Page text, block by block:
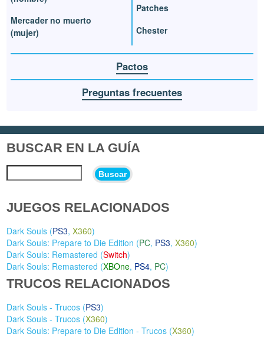
Mercader no muerto
(mujer)
Patches
Chester
Pactos
Preguntas frecuentes
BUSCAR EN LA GUÍA
Buscar
JUEGOS RELACIONADOS
Dark Souls (PS3,X360)
Dark Souls: Prepare to Die Edition (PC, PS3,X360)
Dark Souls: Remastered (Switch)
Dark Souls: Remastered (XBOne, PS4, PC)
TRUCOS RELACIONADOS
Dark Souls - Trucos (PS3)
Dark Souls - Trucos (X360)
Dark Souls: Prepare to Die Edition - Trucos (X360)